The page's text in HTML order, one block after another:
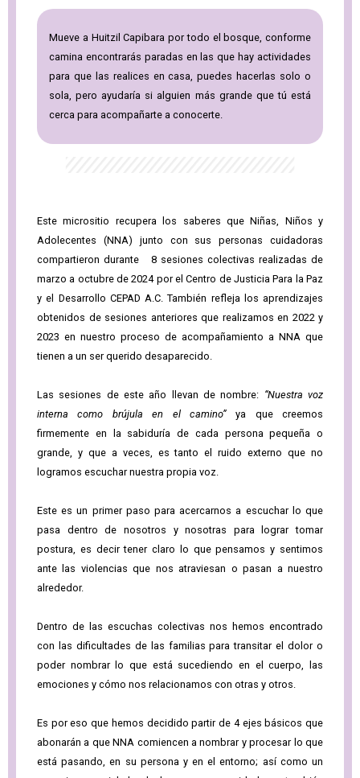
Mueve a Huitzil Capibara por todo el bosque, conforme
camina encontrarás paradas en las que hay actividades
para que las realices en casa, puedes hacerlas solo o
sola, pero ayudaría si alguien más grande que tú está
cerca para acompañarte a conocerte.
Este micrositio recupera los saberes que Niñas, Niños y
Adolecentes (NNA) junto con sus personas cuidadoras
compartieron durante 8 sesiones colectivas realizadas de
marzo a octubre de 2024 por el Centro de Justicia Para la Paz
y el Desarrollo CEPAD A.C. También refleja los aprendizajes
obtenidos de sesiones anteriores que realizamos en 2022 y
2023 en nuestro proceso de acompañamiento a NNA que
tienen a un ser querido desaparecido.
Las sesiones de este año llevan de nombre: “Nuestra voz
interna como brújula en el camino”ya que creemos
firmemente en la sabiduría de cada persona pequeña o
grande, y que a veces, es tanto el ruido externo que no
logramos escuchar nuestra propia voz.
Este es un primer paso para acercarnos a escuchar lo que
pasa dentro de nosotros y nosotras para lograr tomar
postura, es decir tener claro lo que pensamos y sentimos
ante las violencias que nos atraviesan o pasan a nuestro
alrededor.
Dentro de las escuchas colectivas nos hemos encontrado
con las dificultades de las familias para transitar el dolor o
poder nombrar lo que está sucediendo en el cuerpo, las
emociones y cómo nos relacionamos con otras y otros.
Es por eso que hemos decidido partir de 4 ejes básicos que
abonarán a que NNA comiencen a nombrar y procesar lo que
está pasando, en su persona y en el entorno; así como un